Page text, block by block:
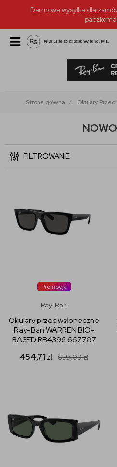
Darmowa wysyłka dla
Strona główna Okulary
FILTROWANIE
Promocja
Ray-Ban
Okulary przeciwsłoneczne
Ray-Ban WARREN BIO-
BASED RB4396 667787
454,71 zł 659,00zł